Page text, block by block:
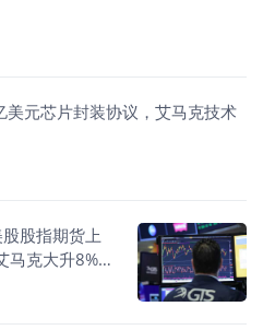
元芯片封装协议，艾马克技术
股指期货上
马克大升8%；